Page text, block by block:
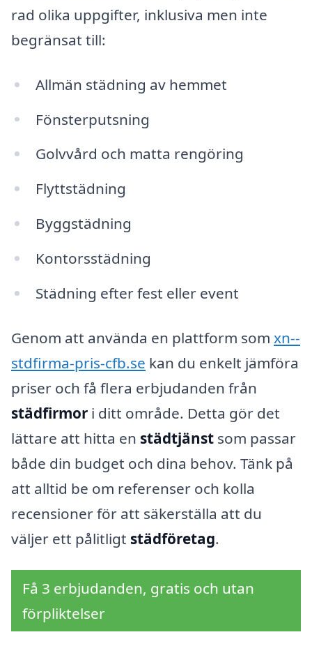
rad olika uppgifter, inklusiva men inte
begränsat till:
Allmän städning av hemmet
Fönsterputsning
Golvvård och matta rengöring
Flyttstädning
Byggstädning
Kontorsstädning
Städning efter fest eller event
Genom att använda en plattform som xn--
stdfirma-pris-cfb.se kan du enkelt jämföra
priser och få flera erbjudanden från
städfirmor i ditt område. Detta gör det
lättare att hitta en städtjänst som passar
både din budget och dina behov. Tänk på
att alltid be om referenser och kolla
recensioner för att säkerställa att du
väljer ett pålitligt städföretag.
Få 3 erbjudanden, gratis och utan
förpliktelser